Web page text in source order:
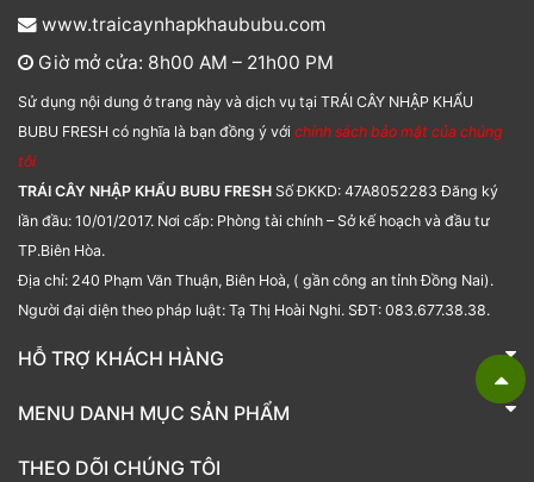
www.traicaynhapkhaububu.com
Giờ mở cửa: 8h00 AM – 21h00 PM
Sử dụng nội dung ở trang này và dịch vụ tại TRÁI CÂY NHẬP KHẨU
BUBU FRESH có nghĩa là bạn đồng ý với chính sách bảo mật của chúng
tôi
TRÁI CÂY NHẬP KHẨU BUBU FRESH Số ĐKKD: 47A8052283 Đăng ký
lần đầu: 10/01/2017. Nơi cấp: Phòng tài chính – Sở kế hoạch và đầu tư
TP.Biên Hòa.
Địa chỉ: 240 Phạm Văn Thuận, Biên Hoà, ( gần công an tỉnh Đồng Nai).
Người đại diện theo pháp luật: Tạ Thị Hoài Nghi. SĐT: 083.677.38.38.
HỖ TRỢ KHÁCH HÀNG
TRÁI CÂY NHẬP KHẨU BUBU FRESH
MENU DANH MỤC SẢN PHẨM
Bánh kẹo
THEO DÕI CHÚNG TÔI